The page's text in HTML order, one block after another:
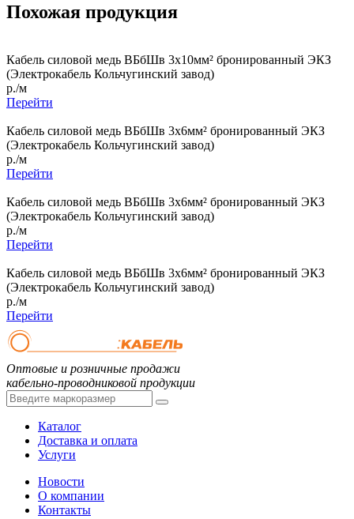
Похожая продукция
Кабель силовой медь ВБбШв 3x10мм² бронированный ЭКЗ
(Электрокабель Кольчугинский завод)
р./м
Перейти
Кабель силовой медь ВБбШв 3x6мм² бронированный ЭКЗ
(Электрокабель Кольчугинский завод)
р./м
Перейти
Кабель силовой медь ВБбШв 3x6мм² бронированный ЭКЗ
(Электрокабель Кольчугинский завод)
р./м
Перейти
Кабель силовой медь ВБбШв 3x6мм² бронированный ЭКЗ
(Электрокабель Кольчугинский завод)
р./м
Перейти
Оптовые и розничные продажи
кабельно-проводниковой продукции
Каталог
Доставка и оплата
Услуги
Новости
О компании
Контакты